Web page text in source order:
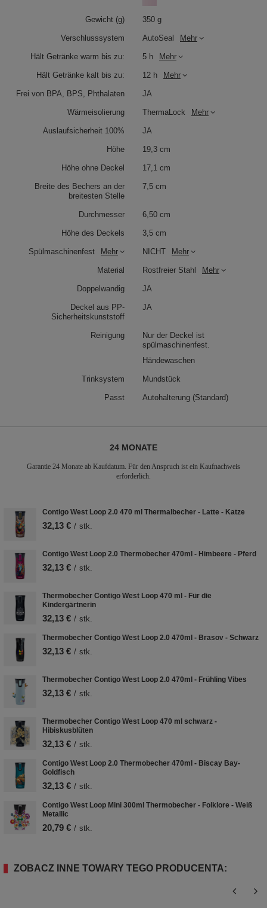
Gewicht (g) 350 g
Verschlusssystem AutoSeal Mehr
Hält Getränke warm bis zu: 5 h Mehr
Hält Getränke kalt bis zu: 12 h Mehr
Frei von BPA, BPS, Phthalaten JA
Wärmeisolierung ThermaLock Mehr
Auslaufsicherheit 100% JA
Höhe 19,3 cm
Höhe ohne Deckel 17,1 cm
Breite des Bechers an der
breitesten Stelle
7,5 cm
Durchmesser 6,50 cm
Höhe des Deckels 3,5 cm
Spülmaschinenfest Mehr NICHT Mehr
Material Rostfreier Stahl Mehr
Doppelwandig JA
Deckel aus PP-
Sicherheitskunststoff
JA
Reinigung
Nur der Deckel ist
spülmaschinenfest.
Händewaschen
Trinksystem Mundstück
Passt Autohalterung (Standard)
24 MONATE
Garantie 24 Monate ab Kaufdatum. Für den Anspruch ist ein Kaufnachweis
erforderlich.
Contigo West Loop 2.0 470 ml Thermalbecher - Latte - Katze
32,13 € / stk.
Contigo West Loop 2.0 Thermobecher 470ml - Himbeere - Pferd
32,13 € / stk.
Thermobecher Contigo West Loop 470 ml - Für die
Kindergärtnerin
32,13 € / stk.
Thermobecher Contigo West Loop 2.0 470ml - Brasov - Schwarz
32,13 € / stk.
Thermobecher Contigo West Loop 2.0 470ml - Frühling Vibes
32,13 € / stk.
Thermobecher Contigo West Loop 470 ml schwarz -
Hibiskusblüten
32,13 € / stk.
Contigo West Loop 2.0 Thermobecher 470ml - Biscay Bay-
Goldfisch
32,13 € / stk.
Contigo West Loop Mini 300ml Thermobecher - Folklore - Weiß
Metallic
20,79 € / stk.
ZOBACZ INNE TOWARY TEGO PRODUCENTA: